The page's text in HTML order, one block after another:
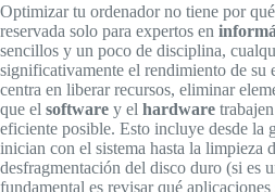
Optimizar tu ordenador no tiene por
reservada solo para expertos en
sencillos y un poco de disciplina,
significativamente el rendimiento de su
centra en liberar recursos, eliminar
que el software y el hardware
eficiente posible. Esto incluye desde la
inician con el sistema hasta la limpieza
desfragmentación del disco duro (si es
fundamental es revisar qué